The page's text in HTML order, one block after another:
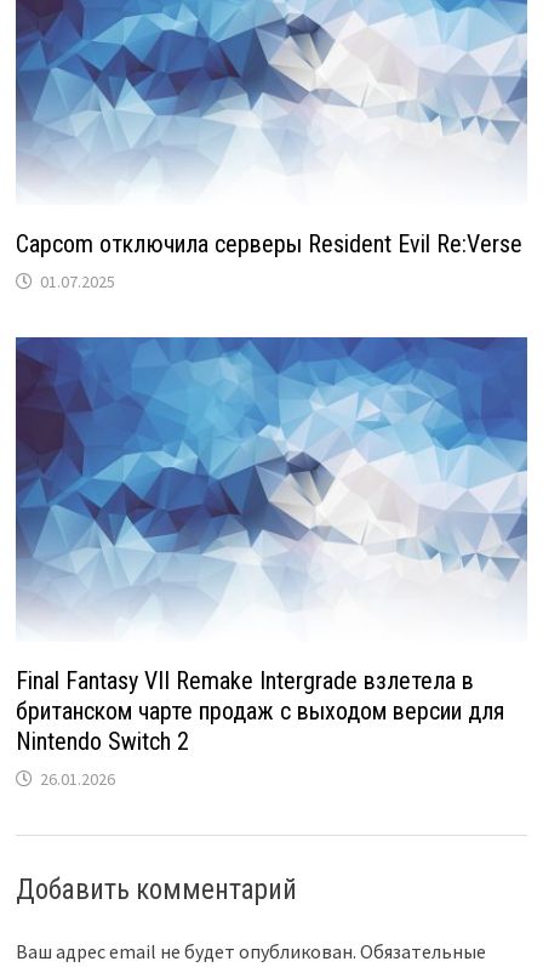
Capcom отключила серверы Resident Evil Re:Verse
01.07.2025
Final Fantasy VII Remake Intergrade взлетела в
британском чарте продаж с выходом версии для
Nintendo Switch 2
26.01.2026
Добавить комментарий
Ваш адрес email не будет опубликован. Обязательные